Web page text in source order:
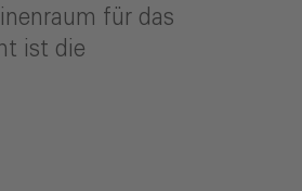
für das
ist die